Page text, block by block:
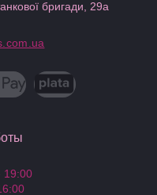
бригади, 29а
19:00